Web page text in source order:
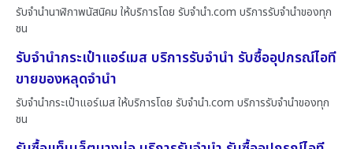
รับจำนำนาฬิกาพนัสนิคม ให้บริการโดย รับจํานํา.com บริการรับจำนำของทุก
ชน
รับจำนำกระเป๋าแอร์เมส บริการรับจำนำ รับซื้ออุปกรณ์ไอที
ขายของหลุดจำนำ
รับจำนำกระเป๋าแอร์เมส ให้บริการโดย รับจํานํา.com บริการรับจำนำของทุก
ชน